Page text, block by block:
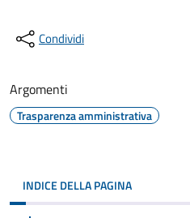
Condividi
Argomenti
Trasparenza amministrativa
INDICE DELLA PAGINA